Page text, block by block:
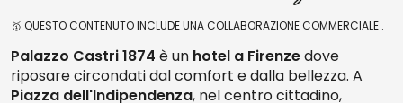
🥇 QUESTO CONTENUTO INCLUDE UNA COLLABORAZIONE COMMERCIALE .
Palazzo Castri 1874 è un hotel a Firenzedove
riposare circondati dal comfort e dalla bellezza. A
Piazza dell'Indipendenza, nel centro cittadino,